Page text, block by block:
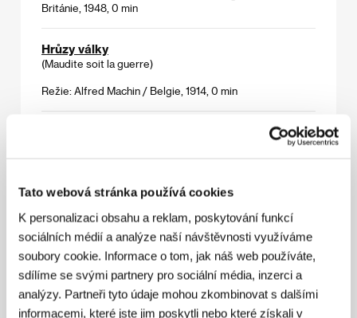
Tato webová stránka používá cookies
K personalizaci obsahu a reklam, poskytování funkcí
sociálních médií a analýze naší návštěvnosti využíváme
soubory cookie. Informace o tom, jak náš web používáte,
sdílíme se svými partnery pro sociální média, inzerci a
analýzy. Partneři tyto údaje mohou zkombinovat s dalšími
informacemi, které jste jim poskytli nebo které získali v
Británie, 1948, 0 min
Hrůzy války
(Maudite soit la guerre)
Režie: Alfred Machin / Belgie, 1914, 0 min
Německo, 1929, 0 min
Mlsnost (Milostné dobrodružství komtesy
Šotka)
(La Gola)
Režie: Camillo de Riso / Itálie, 1918, 0 min